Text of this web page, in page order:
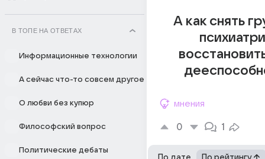
В ТОПЕ НА ОТВЕТАХ
Информационные технологии
А сейчас что-то совсем другое
О любви без купюр
Философский вопрос
Политические дебаты
А как снять
мнения
0 1